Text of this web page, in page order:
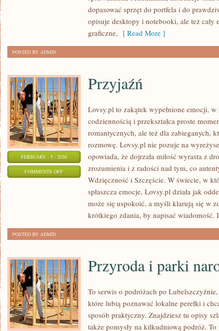
dopasować sprzęt do portfela i do
opisuje desktopy i notebooki, ale też cały
graficzne, [ Read More ]
POSTED BY ADMIN
FEBRUARY - 5 - 2026
COMMENTS OFFON
Przyjaźń
Lovsy.pl to zakątek wypełnione emocji,
codziennością i przekształca proste
romantycznych, ale też dla zabieganych,
rozmowę. Lovsy.pl nie pozuje na
opowiada, że dojrzała miłość wyrasta z
zrozumienia i z radości nad tym, co
Wdzięczność i Szczęście. W świecie, w
spłaszcza emocje, Lovsy.pl działa jak
może się uspokoić, a myśli klarują się w
krótkiego zdania, by napisać wiadomość.
POSTED BY ADMIN
Przyroda i parki
To serwis o podróżach po
które lubią poznawać lokalne perełki i
sposób praktyczny. Znajdziesz tu opisy
także pomysły na kilkudniową podróż.